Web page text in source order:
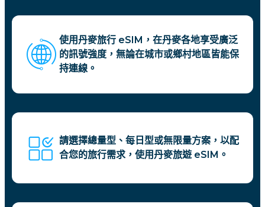
使用丹麥旅行 eSIM，在丹麥各地享受廣泛
的訊號強度，無論在城市或鄉村地區皆能保
持連線。
請選擇總量型、每日型或無限量方案，以配
合您的旅行需求，使用丹麥旅遊 eSIM。